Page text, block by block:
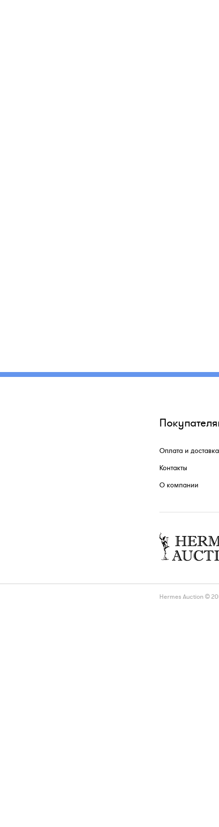
Оплата и доставка
Контакты
О компании
Hermes Auction ©